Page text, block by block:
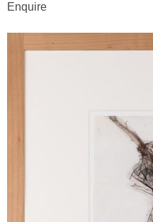
Enquire